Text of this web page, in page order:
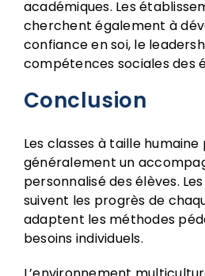
académiques. Les
cherchent également à
confiance en soi, le
compétences sociales des
Conclusion
Les classes à taille
généralement un
personnalisé des élèves.
suivent les progrès de
adaptent les méthodes
besoins individuels.